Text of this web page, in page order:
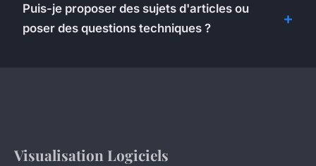
Puis-je proposer des sujets d'articles ou
poser des questions techniques ?
Visualisation Logiciels